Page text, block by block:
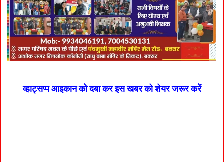
व्हाट्सप्प आइकान को दबा कर इस खबर को शेयर जरूर करें